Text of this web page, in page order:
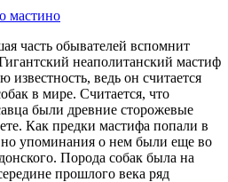
мастино
часть обывателей вспомнит
неаполитанский мастиф
известность, ведь он считается
в мире. Считается, что
были древние сторожевые
Как предки мастифа попали в
но упоминания о нем были еще во
Порода собак была на
прошлого века ряд